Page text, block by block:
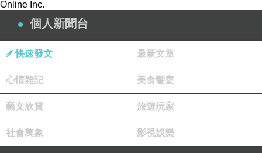
http://www.momoshop.com.tw/&memid=60000
00188&cid=apuad&oid=1&osm=league
momo,momo購物台,momo購物網,momo壽喜
燒,momo親子台,momo客服電話,momo百貨
本站圖文皆引用自momo購物台,圖文所有權皆為
Online Inc.
個人新聞台
快速發文 最新文章
心情雜記 美食饗宴
藝文欣賞 旅遊玩家
社會萬象 影視娛樂